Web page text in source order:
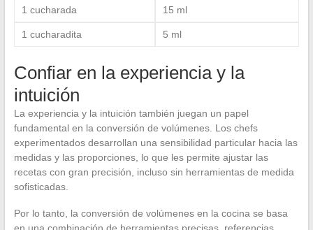
1 cucharada 15 ml
1 cucharadita 5 ml
Confiar en la experiencia y la
intuición
La experiencia y la intuición también juegan un papel
fundamental en la conversión de volúmenes. Los chefs
experimentados desarrollan una sensibilidad particular hacia las
medidas y las proporciones, lo que les permite ajustar las
recetas con gran precisión, incluso sin herramientas de medida
sofisticadas.
Por lo tanto, la conversión de volúmenes en la cocina se basa